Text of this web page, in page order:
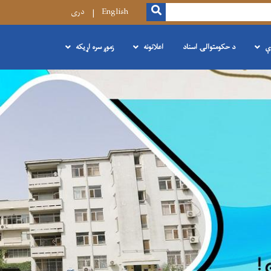
SEARCH
English دری
د حکومتوالۍ اسناد اعلانونه زموږ سره اړیکه